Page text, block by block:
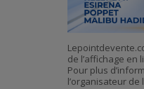
de l’affichage
Pour plus
l’organisateur de